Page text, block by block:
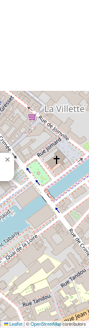
×
Leaflet|©OpenStreetMapcontributors